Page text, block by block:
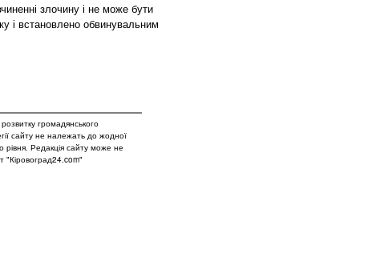
злочину і не може бути
і встановлено обвинувальним
громадянського
сайту не належать до жодної
рівня. Редакція сайту може не
"Кіровоград24.com"